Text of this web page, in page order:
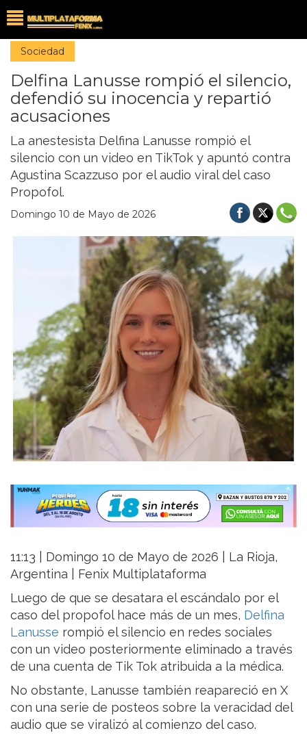
Sociedad
Delfina Lanusse rompió el silencio,
defendió su inocencia y repartió
acusaciones
La anestesista Delfina Lanusse rompió el
silencio con un video en TikTok y apuntó contra
Agustina Scazzuso por el audio viral del caso
Propofol.
Domingo 10 de Mayo de 2026
11:13 | Domingo 10 de Mayo de 2026 | La Rioja,
Argentina | Fenix Multiplataforma
Luego de que se desatara el escándalo por el
caso del propofol hace más de un mes, Delfina
Lanusse rompió el silencio en redes sociales
con un video posteriormente eliminado a través
de una cuenta de Tik Tok atribuida a la médica.
No obstante, Lanusse también reapareció en X
con una serie de posteos sobre la veracidad del
audio que se viralizó al comienzo del caso.